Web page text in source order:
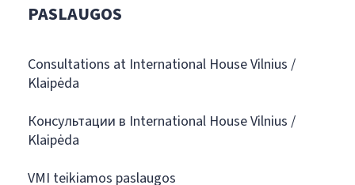
PASLAUGOS
Consultations at International House Vilnius /
Klaipėda
Консультации в International House Vilnius /
Klaipėda
VMI teikiamos paslaugos